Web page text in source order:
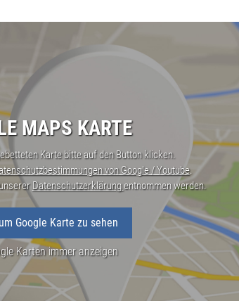
MAPS KARTE
Karte bitte auf den Button klicken.
von Google / Youtube.
Datenschutzerklärungentnommen werden.
Google Karte zu sehen
Karten immer anzeigen